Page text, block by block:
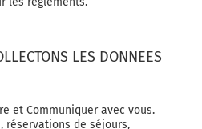
LES DONNEES
et Communiquer avec vous.
réservations de séjours,